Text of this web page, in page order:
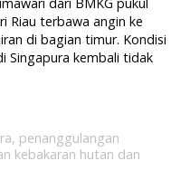
Riau terbawa angin ke
di bagian timur. Kondisi
Singapura kembali tidak
, penanggulangan
kebakaran hutan dan